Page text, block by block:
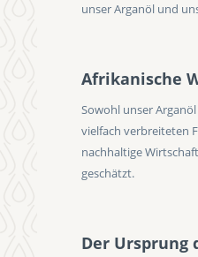
unser Arganöl und
Afrikanische
Sowohl unser
vielfach verbreiteten
nachhaltige
geschätzt.
Der Ursprung